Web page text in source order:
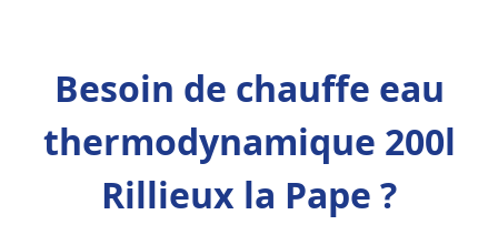
Besoin de chauffe eau
thermodynamique 200l
Rillieux la Pape ?